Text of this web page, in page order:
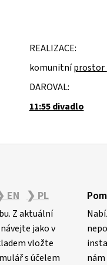
REALIZACE:
komunitníprostor
DAROVAL:
11:55 divadlo
EN ❯ PL
Z aktuální
jako v
vložte
s účelem